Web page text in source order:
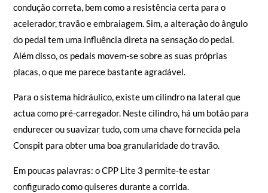
condução correta, bem como a resistência certa para o
acelerador, travão e embraiagem. Sim, a alteração do ângulo
do pedal tem uma influência direta na sensação do pedal.
Além disso, os pedais movem-se sobre as suas próprias
placas, o que me parece bastante agradável.
Para o sistema hidráulico, existe um cilindro na lateral que
actua como pré-carregador. Neste cilindro, há um botão para
endurecer ou suavizar tudo, com uma chave fornecida pela
Conspit para obter uma boa granularidade do travão.
Em poucas palavras: o CPP Lite 3 permite-te estar
configurado como quiseres durante a corrida.